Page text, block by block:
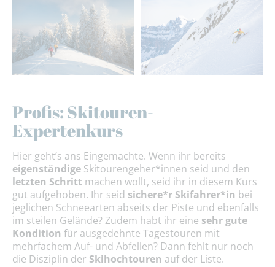
Profis: Skitouren-
Expertenkurs
Hier geht’s ans Eingemachte. Wenn ihr bereits
eigenständige Skitourengeher*innen seid und den
letzten Schritt machen wollt, seid ihr in diesem Kurs
gut aufgehoben. Ihr seid sichere*r Skifahrer*in bei
jeglichen Schneearten abseits der Piste und ebenfalls
im steilen Gelände? Zudem habt ihr eine sehr gute
Kondition für ausgedehnte Tagestouren mit
mehrfachem Auf- und Abfellen? Dann fehlt nur noch
die Disziplin der Skihochtouren auf der Liste.